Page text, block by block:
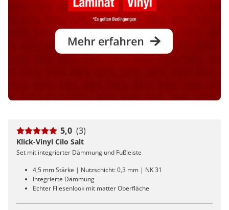
5,0 (3)
Klick-Vinyl Cilo Salt
Set mit integrierter Dämmung und Fußleiste
4,5 mm Stärke | Nutzschicht: 0,3 mm | NK 31
Integrierte Dämmung
Echter Fliesenlook mit matter Oberfläche